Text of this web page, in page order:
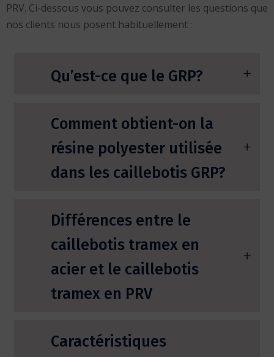
PRV. Ci-dessous vous pouvez consulter les questions que
nos clients nous posent habituellement :
Qu’est-ce que le GRP?
Comment obtient-on la
résine polyester utilisée
dans les caillebotis GRP?
Différences entre le
caillebotis tramex en
acier et le caillebotis
tramex en PRV
Caractéristiques